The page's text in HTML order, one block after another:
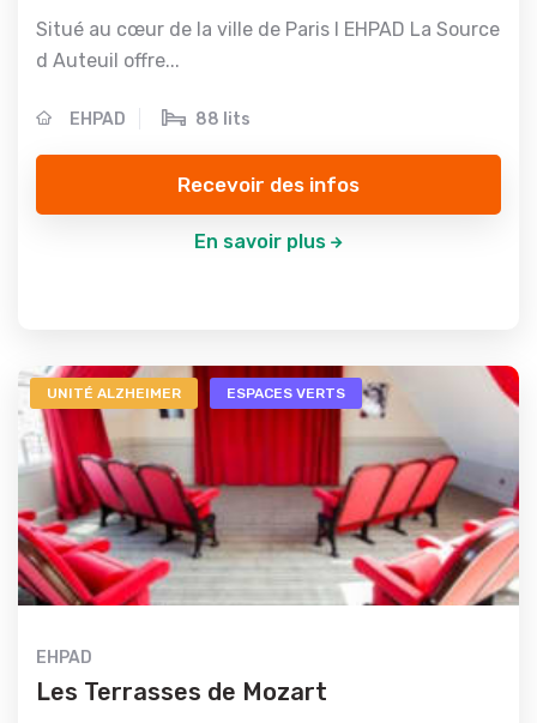
Situé au cœur de la ville de Paris l EHPAD La Source
d Auteuil offre...
EHPAD 88 lits
Recevoir des infos
En savoir plus
UNITÉ ALZHEIMER ESPACES VERTS
EHPAD
Les Terrasses de Mozart